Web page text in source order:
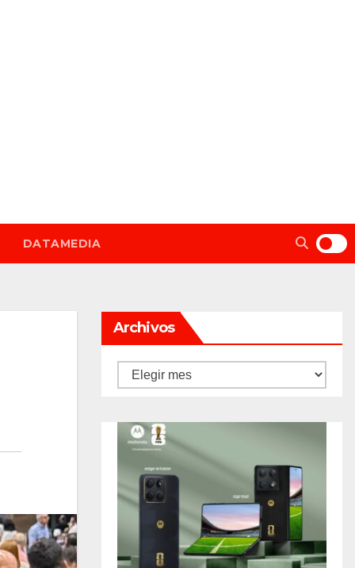
DATAMEDIA
Archivos
Archivos